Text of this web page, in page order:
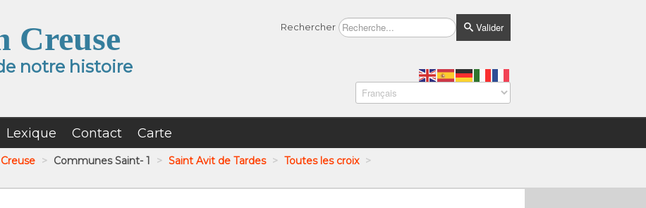
Creuse
notre histoire
Rechercher Valider
Lexique Contact Carte
> Communes Saint- 1 > Saint Avit de Tardes > Toutes les croix >